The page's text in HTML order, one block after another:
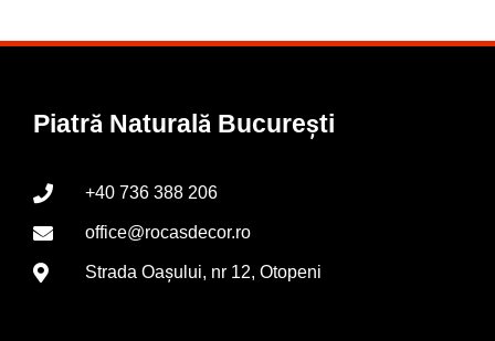
Piatră Naturală București
+40 736 388 206
office@rocasdecor.ro
Strada Oașului, nr 12, Otopeni